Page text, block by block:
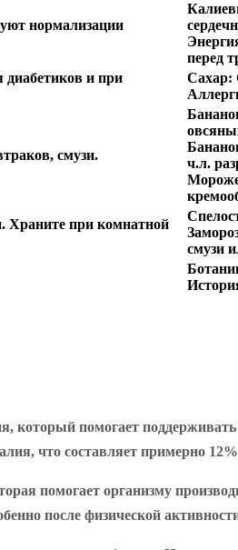
нормализации
перед
диабетиков и при
Сахар:
смузи.
ч.л.
Храните при комнатной
смузи
помогает поддерживать
что составляет примерно
помогает организму
после физической